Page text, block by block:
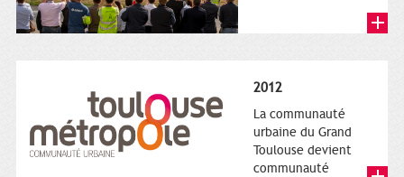
2012
La communauté
urbaine du Grand
Toulouse devient
communauté